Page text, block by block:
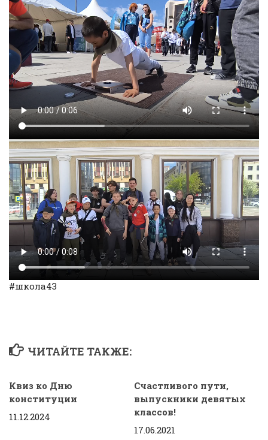
#школа43
ЧИТАЙТЕ ТАКЖЕ:
Квиз ко Дню
конституции
11.12.2024
Счастливого пути,
выпускники девятых
классов!
17.06.2021